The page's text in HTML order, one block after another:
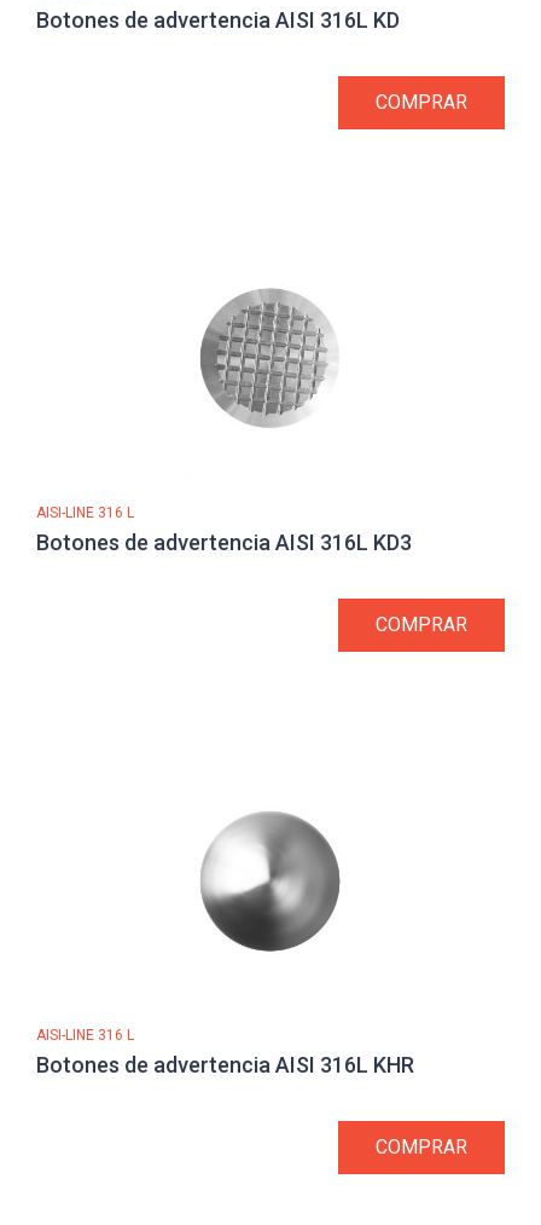
Botones de advertencia AISI 316L KD
COMPRAR
AISI-LINE 316 L
Botones de advertencia AISI 316L KD3
COMPRAR
AISI-LINE 316 L
Botones de advertencia AISI 316L KHR
COMPRAR